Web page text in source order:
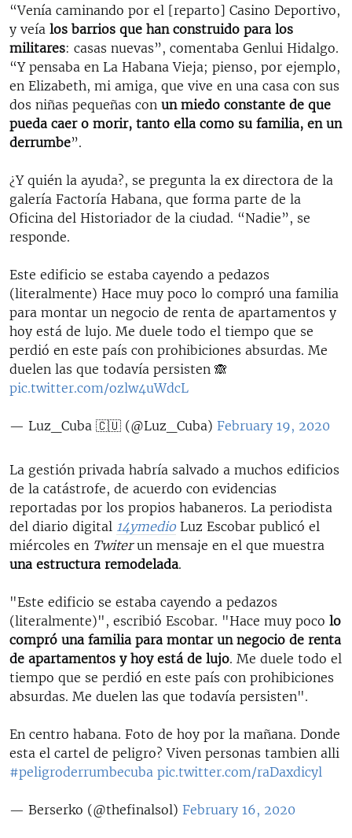
“Venía caminando por el [reparto] Casino Deportivo,
y veía los barrios que han construido para los
militares: casas nuevas”, comentaba Genlui Hidalgo.
“Y pensaba en La Habana Vieja; pienso, por ejemplo,
en Elizabeth, mi amiga, que vive en una casa con sus
dos niñas pequeñas con un miedo constante de que
pueda caer o morir, tanto ella como su familia, en un
derrumbe”.
¿Y quién la ayuda?, se pregunta la ex directora de la
galería Factoría Habana, que forma parte de la
Oficina del Historiador de la ciudad. “Nadie”, se
responde.
Este edificio se estaba cayendo a pedazos
(literalmente) Hace muy poco lo compró una familia
para montar un negocio de renta de apartamentos y
hoy está de lujo. Me duele todo el tiempo que se
perdió en este país con prohibiciones absurdas. Me
duelen las que todavía persisten 🙈
pic.twitter.com/ozlw4uWdcL
— Luz_Cuba 🇨🇺 (@Luz_Cuba) February 19, 2020
La gestión privada habría salvado a muchos edificios
de la catástrofe, de acuerdo con evidencias
reportadas por los propios habaneros. La periodista
del diario digital 14ymedio Luz Escobar publicó el
miércoles en Twiterun mensaje en el que muestra
una estructura remodelada.
"Este edificio se estaba cayendo a pedazos
(literalmente)", escribió Escobar. "Hace muy poco lo
compró una familia para montar un negocio de renta
de apartamentos y hoy está de lujo. Me duele todo el
tiempo que se perdió en este país con prohibiciones
absurdas. Me duelen las que todavía persisten".
En centro habana. Foto de hoy por la mañana. Donde
esta el cartel de peligro? Viven personas tambien alli
#peligroderrumbecuba pic.twitter.com/raDaxdicyl
— Berserko (@thefinalsol) February 16, 2020